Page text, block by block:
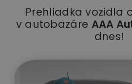
Prehliadka vozidla
v autobazáre AAA
dnes!